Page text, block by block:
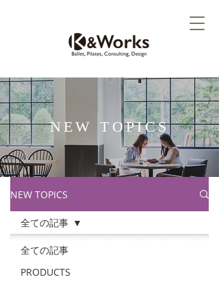
NEW TOPICS
NEW TOPICS
全ての記事
PRODUCTS
全ての記事